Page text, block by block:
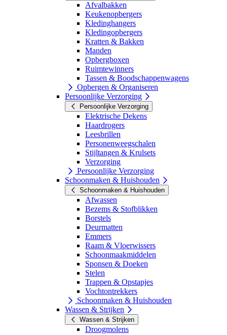
Afvalbakken
Keukenopbergers
Kledinghangers
Kledingopbergers
Kratten & Bakken
Manden
Opbergboxen
Ruimtewinners
Tassen & Boodschappenwagens
Opbergen & Organiseren
Persoonlijke Verzorging
Persoonlijke Verzorging
Elektrische Dekens
Haardrogers
Leesbrillen
Personenweegschalen
Stijltangen & Krulsets
Verzorging
Persoonlijke Verzorging
Schoonmaken & Huishouden
Schoonmaken & Huishouden
Afwassen
Bezems & Stofblikken
Borstels
Deurmatten
Emmers
Raam & Vloerwissers
Schoonmaakmiddelen
Sponsen & Doeken
Stelen
Trappen & Opstapjes
Vochtontrekkers
Schoonmaken & Huishouden
Wassen & Strijken
Wassen & Strijken
Droogmolens